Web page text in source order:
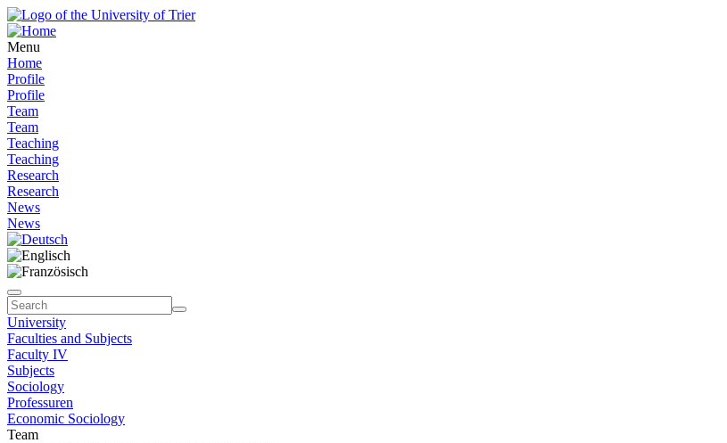
Menu
Home
Profile
Profile
Team
Team
Teaching
Teaching
Research
Research
News
News
University
Faculties and Subjects
Faculty IV
Subjects
Sociology
Professuren
Economic Sociology
Team